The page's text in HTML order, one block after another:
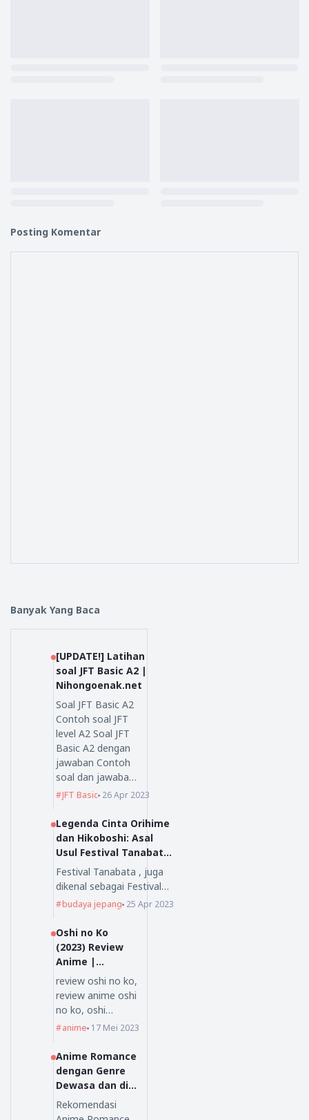
Posting Komentar
Banyak Yang Baca
[UPDATE!] Latihan
soal JFT Basic A2 |
Nihongoenak.net
Soal JFT Basic A2
Contoh soal JFT
level A2 Soal JFT
Basic A2 dengan
jawaban Contoh
soal dan jawaba…
JFT Basic 26 Apr 2023
Legenda Cinta Orihime
dan Hikoboshi: Asal
Usul Festival Tanabata
yang Mengagumkan
Festival Tanabata , juga
dikenal sebagai Festival…
budaya jepang 25 Apr 2023
Oshi no Ko
(2023) Review
Anime |
Nihongoenak.ne
t
review oshi no ko,
review anime oshi
no ko, oshi…
anime 17 Mei 2023
Anime Romance
dengan Genre
Dewasa dan di
Sukai Oleh
Orang Dewasa
Rekomendasi